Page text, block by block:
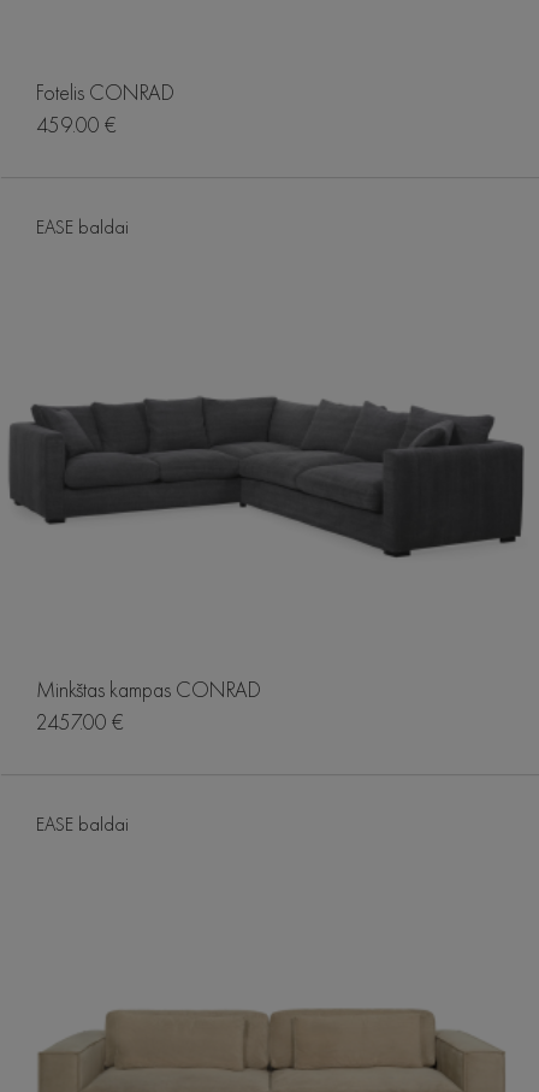
Fotelis CONRAD
459.00 €
EASE baldai
Minkštas kampas CONRAD
2457.00 €
EASE baldai